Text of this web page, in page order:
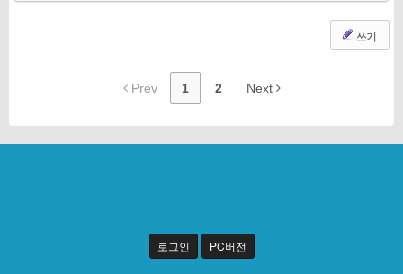
쓰기
Prev 1 2 Next
로그인 PC버전